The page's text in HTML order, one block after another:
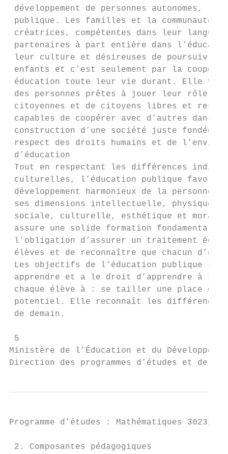
développement de personnes autonomes,
publique. Les familles et la communauté
créatrices, compétentes dans leur
partenaires à part entière dans
leur culture et désireuses de poursuivre
enfants et c’est seulement par la
éducation toute leur vie durant. Elle
des personnes prêtes à jouer leur rôle
citoyennes et de citoyens libres et
capables de coopérer avec d’autres
construction d’une société juste fondée
respect des droits humains et de
d’éducation
Tout en respectant les différences
culturelles, l’éducation publique
développement harmonieux de la
ses dimensions intellectuelle, physique,
sociale, culturelle, esthétique et morale.
assure une solide formation
l’obligation d’assurer un traitement
élèves et de reconnaître que chacun d’eux
Les objectifs de l’éducation publique
apprendre et a le droit d’apprendre à son
chaque élève à : se tailler une place
potentiel. Elle reconnaît les différences
de demain.
5
Ministère de l’Éducation et du
Direction des programmes d’études et de
Programme d’études : Mathématiques
2. Composantes pédagogiques